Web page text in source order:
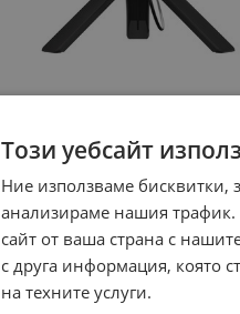
Този уебсайт
Ние използваме бисквитки,
анализираме нашия
сайт от ваша страна с
с друга информация, която
на техните услуги.